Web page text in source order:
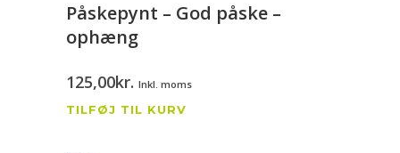
Påskepynt – God påske –
ophæng
125,00kr. Inkl. moms
TILFØJ TIL KURV